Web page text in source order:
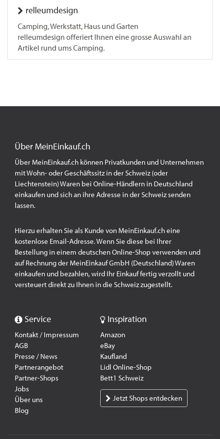
relleumdesign
Camping, Werkstatt, Haus und Garten
relleumdesign offeriert Ihnen eine grosse Auswahl an
Artikel rund ums Camping.
Über MeinEinkauf.ch
Über MeinEinkauf.ch können Privatkunden und Unternehmen
mit Wohn- oder Geschäftssitz in der Schweiz (oder
Liechtenstein) Waren bei Online-Händlern in Deutschland
einkaufen und sich an ihre Adresse in der Schweiz senden
lassen.
Hierzu erhalten Sie als Kunde von MeinEinkauf.ch eine
kostenlose Email-Adresse. Wenn Sie diese bei Ihrer
Bestellung in einem deutschen Online-Shop verwenden und
auf Rechnung der MeinEinkauf GmbH (Deutschland) Waren
einkaufen und bezahlen, wird Ihr Einkauf fertig verzollt und
versteuert direkt zu Ihnen in die Schweiz zugestellt.
Service
Kontakt / Impressum
AGB
Presse / News
Partnerangebot
Partner-Shops
Jobs
Über uns
Blog
Inspiration
Amazon
eBay
Kaufland
Lidl Online-Shop
Bett1 Schweiz
Jetzt Shops entdecken